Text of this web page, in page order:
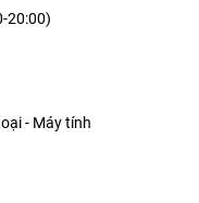
20:00)
- Máy tính